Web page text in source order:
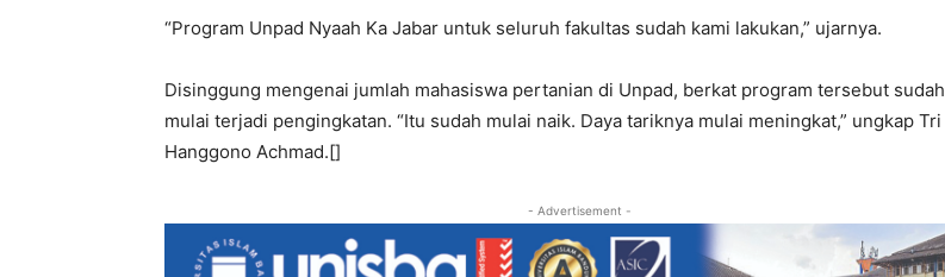
“Program Unpad Nyaah Ka Jabar untuk seluruh fakultas sudah kami lakukan,” ujarnya.
Disinggung mengenai jumlah mahasiswa pertanian di Unpad, berkat program tersebut sudah
mulai terjadi pengingkatan. “Itu sudah mulai naik. Daya tariknya mulai meningkat,” ungkap Tri
Hanggono Achmad.[]
- Advertisement -